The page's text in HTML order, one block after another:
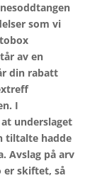
som vi
av en
din rabatt
I
underslaget
tiltalte hadde
Avslag på arv
er skiftet, så